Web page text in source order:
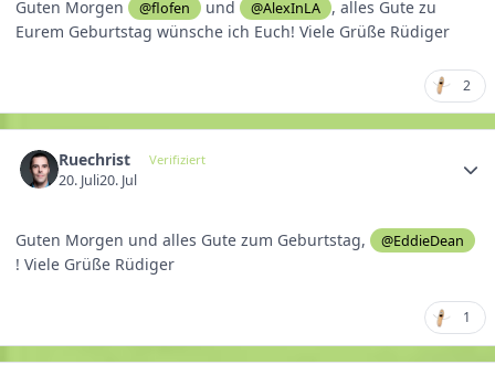
Guten Morgen @flofen und @AlexInLA
, alles Gute zu
Eurem Geburtstag wünsche ich Euch! Viele Grüße Rüdiger
2
Ruechrist Verifiziert
20. Juli20. Jul
Guten Morgen und alles Gute zum Geburtstag, @EddieDean
! Viele Grüße Rüdiger
1